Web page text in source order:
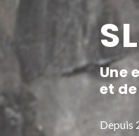
Une
et
Depuis